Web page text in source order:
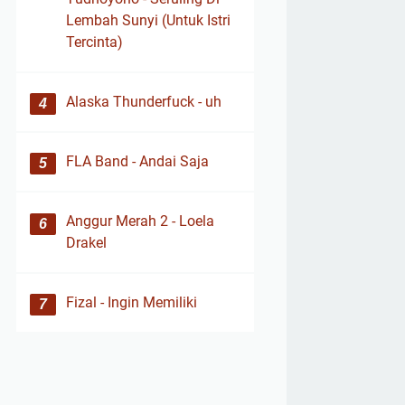
Lembah Sunyi (Untuk Istri
Tercinta)
Alaska Thunderfuck - uh
FLA Band - Andai Saja
Anggur Merah 2 - Loela
Drakel
Fizal - Ingin Memiliki